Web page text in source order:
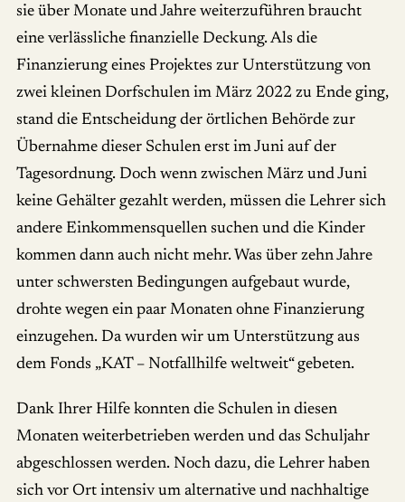
sie über Monate und Jahre weiterzuführen braucht
eine verlässliche finanzielle Deckung. Als die
Finanzierung eines Projektes zur Unterstützung von
zwei kleinen Dorfschulen im März 2022 zu Ende ging,
stand die Entscheidung der örtlichen Behörde zur
Übernahme dieser Schulen erst im Juni auf der
Tagesordnung. Doch wenn zwischen März und Juni
keine Gehälter gezahlt werden, müssen die Lehrer sich
andere Einkommensquellen suchen und die Kinder
kommen dann auch nicht mehr. Was über zehn Jahre
unter schwersten Bedingungen aufgebaut wurde,
drohte wegen ein paar Monaten ohne Finanzierung
einzugehen. Da wurden wir um Unterstützung aus
dem Fonds „KAT – Notfallhilfe weltweit“ gebeten.
Dank Ihrer Hilfe konnten die Schulen in diesen
Monaten weiterbetrieben werden und das Schuljahr
abgeschlossen werden. Noch dazu, die Lehrer haben
sich vor Ort intensiv um alternative und nachhaltige